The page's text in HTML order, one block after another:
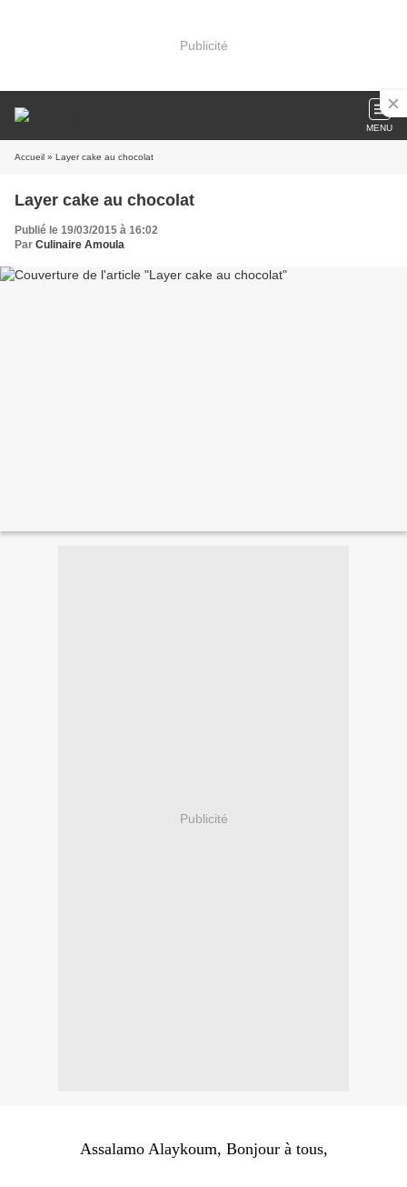
Publicité
MENU
Accueil » Layer cake au chocolat
Layer cake au chocolat
Publié le 19/03/2015 à 16:02
Par Culinaire Amoula
Publicité
Assalamo Alaykoum, Bonjour à tous,